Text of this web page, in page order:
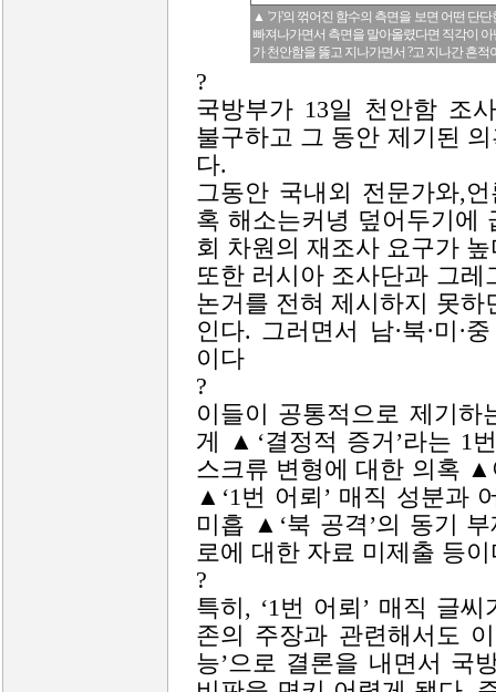
▲ '가'의 꺾어진 함수의 측면을 보면 어떤 단
빠져나가면서 측면을 말아올렸다면 직각이
가 천안함을 뚫고 지나가면서 ?고 지나간 흔
?
국방부가 13일 천안함 조
불구하고 그 동안 제기된
다.
그동안 국내외 전문가와,
혹 해소는커녕 덮어두기에
회 차원의 재조사 요구가 높
또한 러시아 조사단과 그
논거를 전혀 제시하지 못
인다. 그러면서 남·북·미·
이다
?
이들이 공통적으로 제기
게 ▲‘결정적 증거’라는 1
스크류 변형에 대한 의혹
▲‘1번 어뢰’ 매직 성분과
미흡 ▲‘북 공격’의 동기
로에 대한 자료 미제출 등이
?
특히, ‘1번 어뢰’ 매직 글
존의 주장과 관련해서도
능’으로 결론을 내면서 국